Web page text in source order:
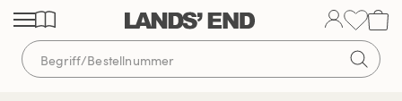
Direkt
zum
Inhalt
Direkt
zur
Navigation
Direkt
zur
Suche